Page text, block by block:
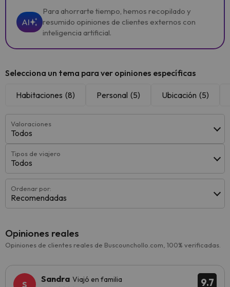
AI
Para ahorrarte tiempo, hemos recopilado y
resumido opiniones de clientes externos con
inteligencia artificial.
Selecciona un tema para ver opiniones específicas
Habitaciones (8) Personal (5) Ubicación (5)
Valoraciones
Todos
Tipos de viajero
Todos
Ordenar por:
Recomendadas
Opiniones reales
Opiniones de clientes reales de Buscounchollo.com, 100% verificadas.
9.7
Sandra Viajó en familia